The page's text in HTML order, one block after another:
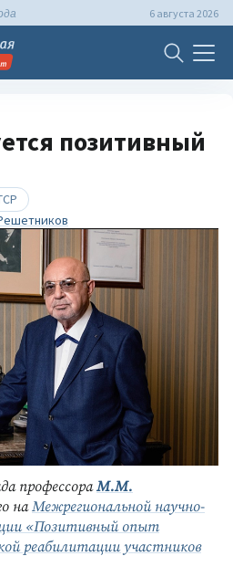
6 августа 2026
позитивный
профессораМ.М.
наМежрегиональной научно-
«Позитивный опыт
реабилитации участников